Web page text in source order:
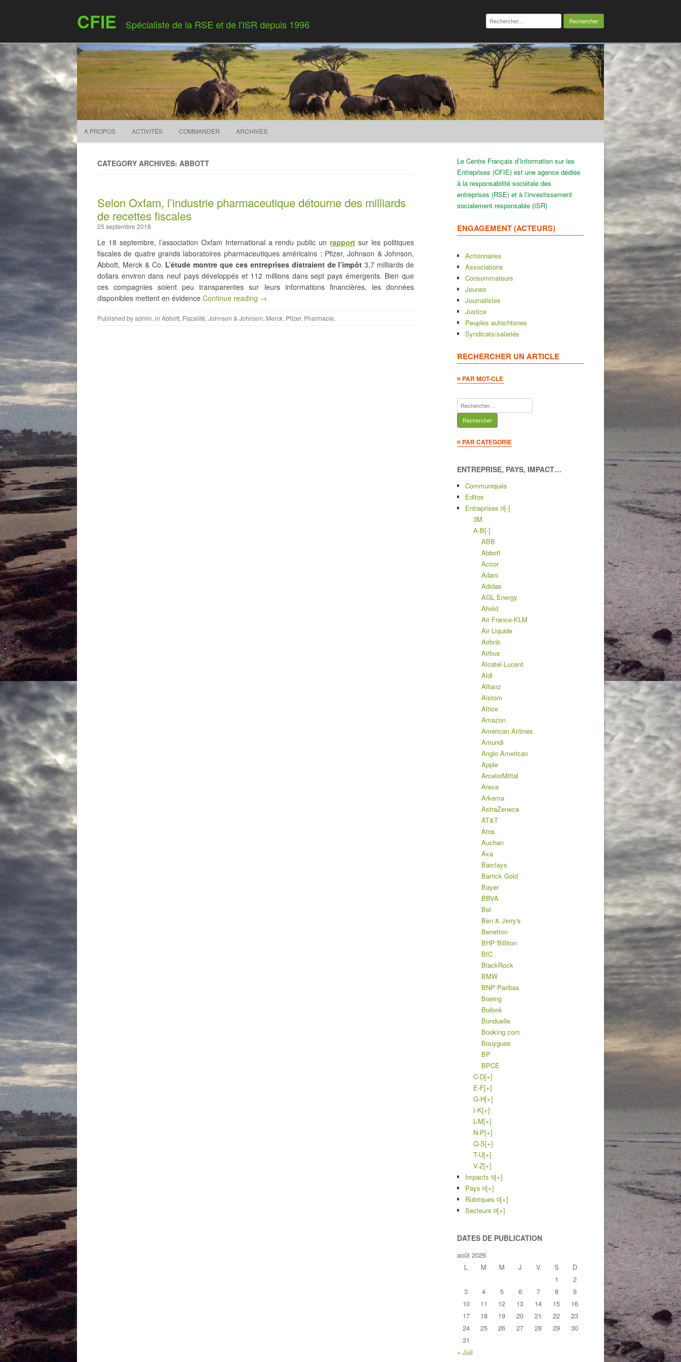
CFIE Spécialiste de la RSE et de l'ISR depuis 1996
Rechercher :
Skip to content
A PROPOS ACTIVITÉS COMMANDER ARCHIVES
CATEGORY ARCHIVES: ABBOTT
Selon Oxfam, l’industrie pharmaceutique détourne des milliards
de recettes fiscales
25 septembre 2018
Le 18 septembre, l’association Oxfam International a rendu public unrapport sur les politiques
fiscales de quatre grands laboratoires pharmaceutiques américains : Pfizer, Johnson & Johnson,
Abbott, Merck & Co. L’étude montre que ces entreprises distraient de l’impôt 3,7 milliards de
dollars environ dans neuf pays développés et 112 millions dans sept pays émergents. Bien que
ces compagnies soient peu transparentes sur leurs informations financières, les données
disponibles mettent en évidence Continue reading →
Published byadmin, in Abbott, Fiscalité, Johnson & Johnson, Merck, Pfizer, Pharmacie.
Le Centre Français d’Information sur les
Entreprises (CFIE) est une agence dédiée
à la responsabilité sociétale des
entreprises (RSE) et à l’investissement
socialement responsable (ISR)
ENGAGEMENT (ACTEURS)
Actionnaires
Associations
Consommateurs
Jeunes
Journalistes
Justice
Peuples autochtones
Syndicats/salariés
RECHERCHER UN ARTICLE
¤ PAR MOT-CLE
Rechercher :
¤ PAR CATEGORIE
ENTREPRISE, PAYS, IMPACT…
Communiqués
Editos
Entreprises ¤[-]
3M
A-B[-]
ABB
Abbott
Accor
Adani
Adidas
AGL Energy
Ahold
Air France-KLM
Air Liquide
Airbnb
Airbus
Alcatel-Lucent
Aldi
Allianz
Alstom
Altice
Amazon
American Airlines
Amundi
Anglo American
Apple
ArcelorMittal
Areva
Arkema
AstraZeneca
AT&T
Atos
Auchan
Axa
Barclays
Barrick Gold
Bayer
BBVA
Bel
Ben & Jerry's
Benetton
BHP Billiton
BIC
BlackRock
BMW
BNP Paribas
Boeing
Bolloré
Bonduelle
Booking.com
Bouygues
BP
BPCE
C-D[+]
E-F[+]
G-H[+]
I-K[+]
L-M[+]
N-P[+]
Q-S[+]
T-U[+]
V-Z[+]
Impacts ¤[+]
Pays ¤[+]
Rubriques ¤[+]
Secteurs ¤[+]
DATES DE PUBLICATION
août 2026
L
M M J V S
D
1
2
3
4 5 6 7 8
9
10
11 12 13 14 15
16
17
18 19 20 21 22
23
24
25 26 27 28 29
30
31
« Juil